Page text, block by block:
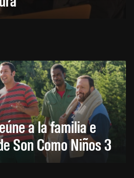
a la familia e
Son Como Niños 3